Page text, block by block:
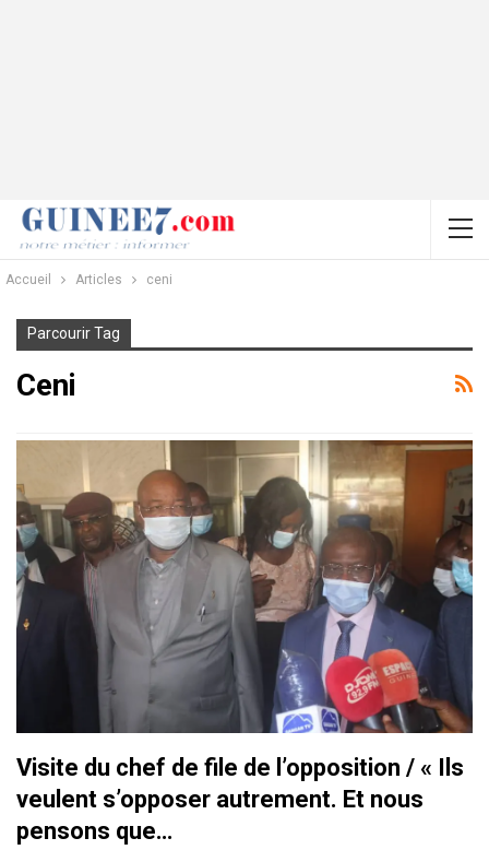
Accueil Articles ceni
Parcourir Tag
Ceni
Visite du chef de file de l’opposition / « Ils
veulent s’opposer autrement. Et nous
pensons que…